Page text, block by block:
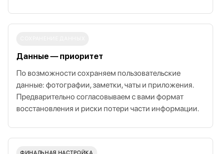
Данные — приоритет
По возможности сохраняем пользовательские
данные: фотографии, заметки, чаты и приложения.
Предварительно согласовываем с вами формат
восстановления и риски потери части информации.